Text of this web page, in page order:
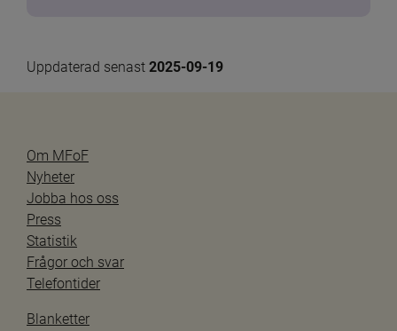
Uppdaterad senast 2025-09-19
Om MFoF
Nyheter
Jobba hos oss
Press
Statistik
Frågor och svar
Telefontider
Blanketter